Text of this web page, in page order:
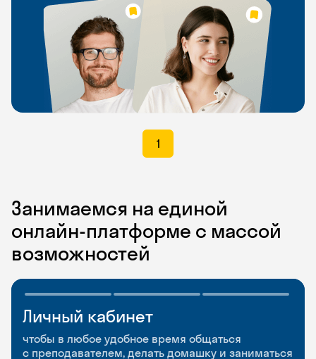
1
Занимаемся на единой
онлайн-платформе с массой
возможностей
Личный кабинет
чтобы в любое удобное время общаться
с преподавателем, делать домашку и заниматься
Мобильное
приложение
Разговорные клубы
и Talks